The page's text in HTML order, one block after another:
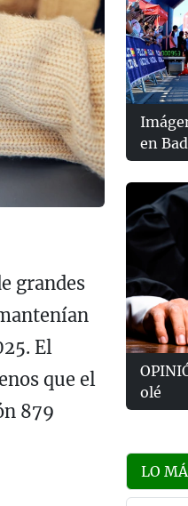
grandes
El
que el
879
en
olé
LO